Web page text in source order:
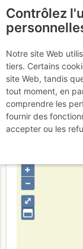
Type de région
⤢
+
–
Contrôlez
Notre site Web
tiers. Certains
site Web, tandis
tout moment, en
comprendre les
fournir des
accepter ou les